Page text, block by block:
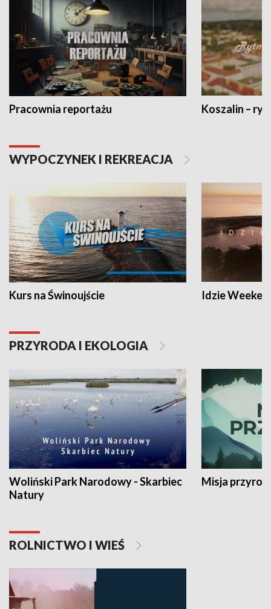
Pracownia reportażu Koszalin –
WYPOCZYNEK I REKREACJA
Kurs na Świnoujście Idzie
PRZYRODA I EKOLOGIA
Woliński Park Narodowy - Skarbiec
Natury
Misja
ROLNICTWO I WIEŚ